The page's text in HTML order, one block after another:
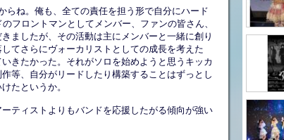
らね。俺も、全ての責任を担う形で自分にハード
フロントマンとしてメンバー、ファンの皆さん、
ましたが、その活動は主にメンバーと一緒に創り
てさらにヴォーカリストとしての成長を考えた
きたかった。それがソロを始めようと思うキッカ
等、自分がリードしたり構築することはずっとし
たというか。
ティストよりもバンドを応援したがる傾向が強い